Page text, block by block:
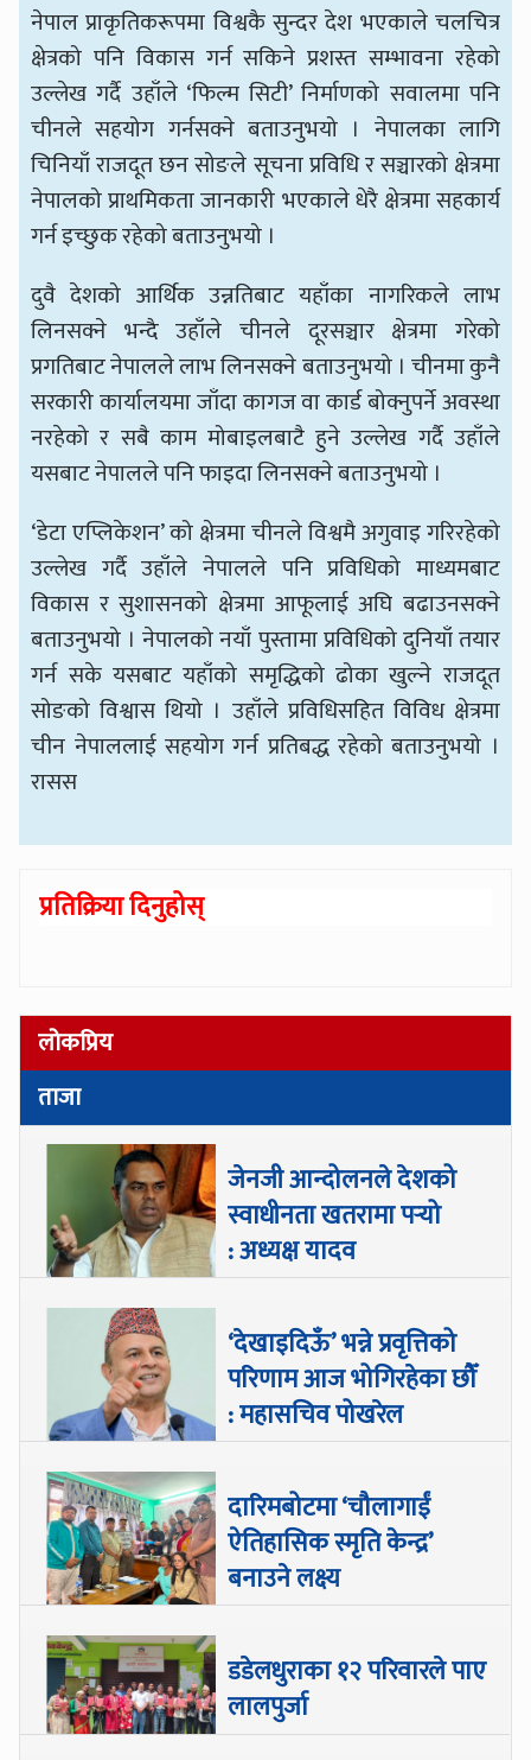
नेपाल प्राकृतिकरूपमा विश्वकै सुन्दर देश भएकाले चलचित्र
क्षेत्रको पनि विकास गर्न सकिने प्रशस्त सम्भावना रहेको
उल्लेख गर्दै उहाँले ‘फिल्म सिटी’ निर्माणको सवालमा पनि
चीनले सहयोग गर्नसक्ने बताउनुभयो । नेपालका लागि
चिनियाँ राजदूत छन सोङले सूचना प्रविधि र सञ्चारको क्षेत्रमा
नेपालको प्राथमिकता जानकारी भएकाले धेरै क्षेत्रमा सहकार्य
गर्न इच्छुक रहेको बताउनुभयो ।
दुवै देशको आर्थिक उन्नतिबाट यहाँका नागरिकले लाभ
लिनसक्ने भन्दै उहाँले चीनले दूरसञ्चार क्षेत्रमा गरेको
प्रगतिबाट नेपालले लाभ लिनसक्ने बताउनुभयो । चीनमा कुनै
सरकारी कार्यालयमा जाँदा कागज वा कार्ड बोक्नुपर्ने अवस्था
नरहेको र सबै काम मोबाइलबाटै हुने उल्लेख गर्दै उहाँले
यसबाट नेपालले पनि फाइदा लिनसक्ने बताउनुभयो ।
‘डेटा एप्लिकेशन’ को क्षेत्रमा चीनले विश्वमै अगुवाइ गरिरहेको
उल्लेख गर्दै उहाँले नेपालले पनि प्रविधिको माध्यमबाट
विकास र सुशासनको क्षेत्रमा आफूलाई अघि बढाउनसक्ने
बताउनुभयो । नेपालको नयाँ पुस्तामा प्रविधिको दुनियाँ तयार
गर्न सके यसबाट यहाँको समृद्धिको ढोका खुल्ने राजदूत
सोङको विश्वास थियो । उहाँले प्रविधिसहित विविध क्षेत्रमा
चीन नेपाललाई सहयोग गर्न प्रतिबद्ध रहेको बताउनुभयो ।
रासस
प्रतिक्रिया दिनुहोस्
लोकप्रिय
ताजा
जेनजी आन्दोलनले देशको
स्वाधीनता खतरामा पर्‍यो
: अध्यक्ष यादव
‘देखाइदिऊँ’ भन्ने प्रवृत्तिको
परिणाम आज भोगिरहेका छौँ
: महासचिव पोखरेल
दारिमबोटमा ‘चौलागाईं
ऐतिहासिक स्मृति केन्द्र’
बनाउने लक्ष्य
डडेलधुराका १२ परिवारले पाए
लालपुर्जा